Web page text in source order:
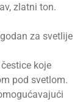
zlatni ton.
za svetlije
koje
pod svetlom.